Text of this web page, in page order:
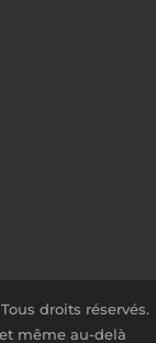
droits réservés.
même au-delà